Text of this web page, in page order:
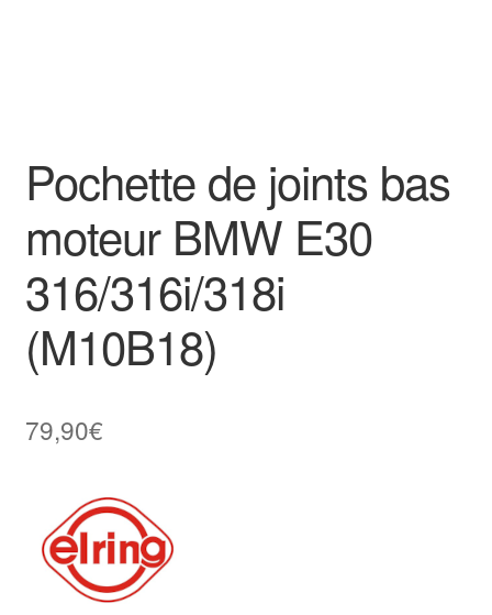
Pochette de joints bas
moteur BMW E30
316/316i/318i
(M10B18)
79,90€